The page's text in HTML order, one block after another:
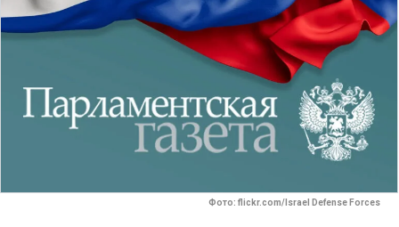
Фото: flickr.com/Israel Defense Forces